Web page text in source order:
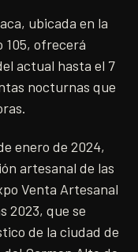
ubicada en la
105, ofrecerá
actual hasta el 7
nocturnas que
enero de 2024,
artesanal de las
Venta Artesanal
2023, que se
de la ciudad de